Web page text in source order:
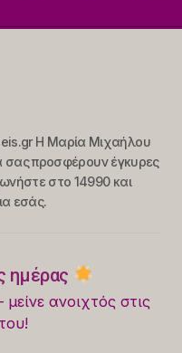
Η Μαρία Μιχαήλου
σας προσφέρουν έγκυρες
στο 14990 και
εσάς.
ημέρας
ανοιχτός στις